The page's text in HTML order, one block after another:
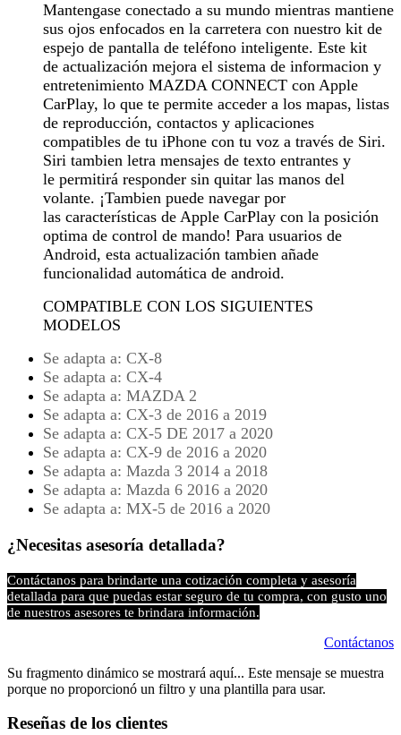
Mantengase conectado a su mundo mientras mantiene
sus ojos enfocados en la carretera con nuestro kit de
espejo de pantalla de teléfono inteligente. Este kit
de actualización mejora el sistema de informacion y
entretenimiento MAZDA CONNECT con Apple
CarPlay, lo que te permite acceder a los mapas, listas
de reproducción, contactos y aplicaciones
compatibles de tu iPhone con tu voz a través de Siri.
Siri tambien letra mensajes de texto entrantes y
le permitirá responder sin quitar las manos del
volante. ¡Tambien puede navegar por
las características de Apple CarPlay con la posición
optima de control de mando! Para usuarios de
Android, esta actualización tambien añade
funcionalidad automática de android.
COMPATIBLE CON LOS SIGUIENTES
MODELOS
Se adapta a: CX-8
Se adapta a: CX-4
Se adapta a: MAZDA 2
Se adapta a: CX-3 de 2016 a 2019
Se adapta a: CX-5 DE 2017 a 2020
Se adapta a: CX-9 de 2016 a 2020
Se adapta a: Mazda 3 2014 a 2018
Se adapta a: Mazda 6 2016 a 2020
Se adapta a: MX-5 de 2016 a 2020
¿Necesitas asesoría detallada?
Contáctanos para brindarte una cotización completa y asesoría
detallada para que puedas estar seguro de tu compra, con gusto uno
de nuestros asesores te brindara información.
Contáctanos
Su fragmento dinámico se mostrará aquí... Este mensaje se muestra
porque no proporcionó un filtro y una plantilla para usar.
Reseñas de los clientes